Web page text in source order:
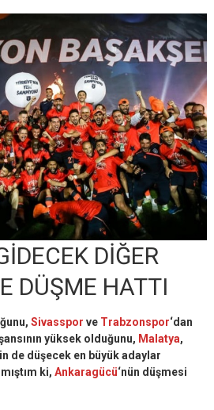
DİĞER
DÜŞME HATTI
Sivasspor ve Trabzonspor‘dan
yüksek olduğunu, Malatya,
de düşecek en büyük adaylar
ki, Ankaragücü‘nün düşmesi